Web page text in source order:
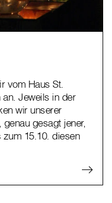
vom Haus St.
Jeweils in der
wir unserer
gesagt jener,
15.10. diesen